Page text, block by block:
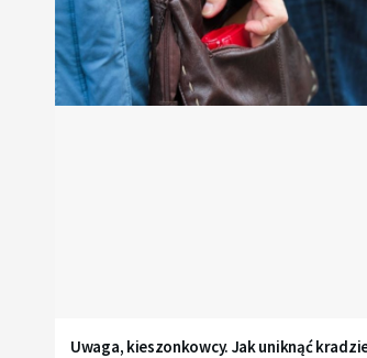
Uwaga, kieszonkowcy. Jak uniknąć